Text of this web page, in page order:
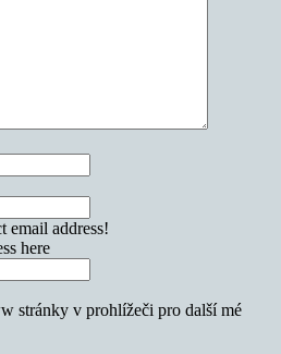
email address!
here
stránky v prohlížeči pro další mé